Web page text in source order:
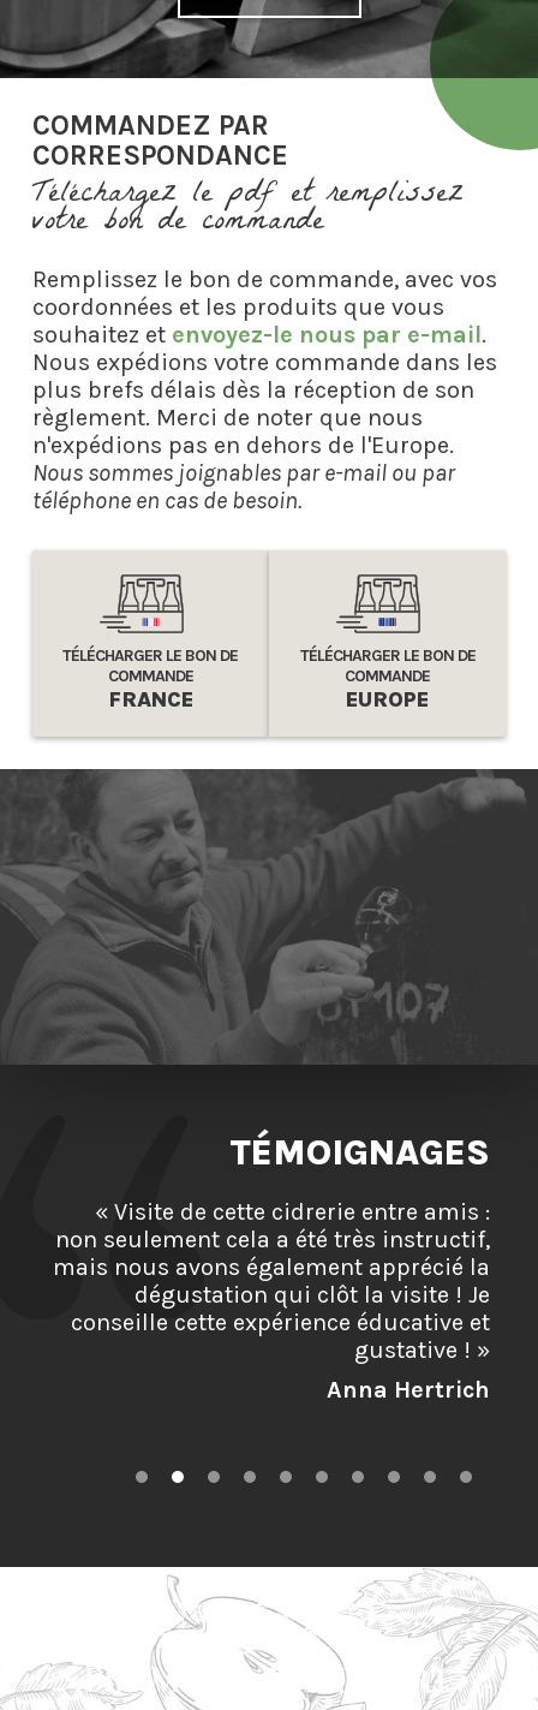
COMMANDEZ PAR
CORRESPONDANCE
Téléchargez le pdf et remplissez
votre bon de commande
Remplissez le bon de commande, avec vos
coordonnées et les produits que vous
souhaitez et envoyez-le nous par e-mail.
Nous expédions votre commande dans les
plus brefs délais dès la réception de son
règlement. Merci de noter que nous
n'expédions pas en dehors de l'Europe.
Nous sommes joignables par e-mail ou par
téléphone en cas de besoin.
TÉLÉCHARGER LE BON DE
COMMANDE
FRANCE
TÉLÉCHARGER LE BON DE
COMMANDE
EUROPE
TÉMOIGNAGES
« Visite de cette cidrerie entre amis :
non seulement cela a été très instructif,
mais nous avons également apprécié la
dégustation qui clôt la visite ! Je
conseille cette expérience éducative et
gustative ! »
Anna Hertrich
Gerard
Marie Delys
Marie D